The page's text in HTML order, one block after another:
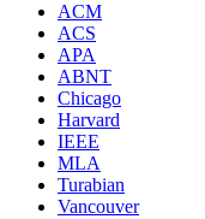
ACM
ACS
APA
ABNT
Chicago
Harvard
IEEE
MLA
Turabian
Vancouver